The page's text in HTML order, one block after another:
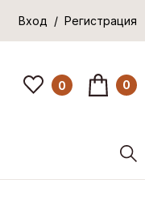
Вход / Регистрация
0 0